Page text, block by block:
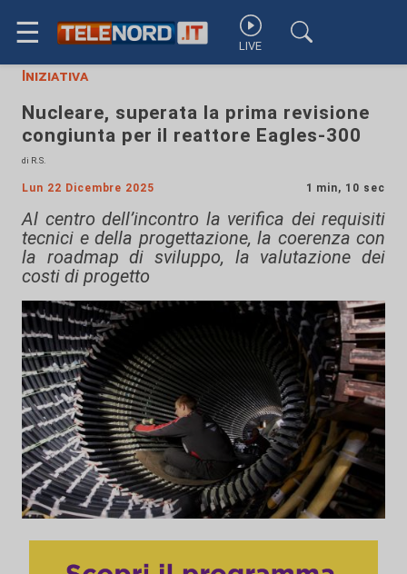
☰ LIVE
Iniziativa
Nucleare, superata la prima revisione
congiunta per il reattore Eagles-300
di R.S.
Lun 22 Dicembre 2025 1 min, 10 sec
Al centro dell’incontro la verifica dei requisiti
tecnici e della progettazione, la coerenza con
la roadmap di sviluppo, la valutazione dei
costi di progetto